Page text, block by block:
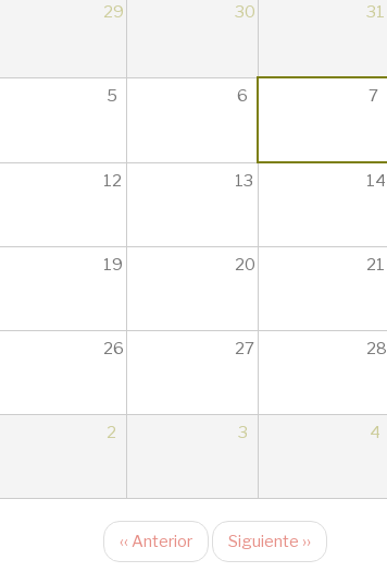
29 30 31
5 6 7
12 13 14
19 20 21
26 27 28
2 3 4
‹‹ Anterior Siguiente ››